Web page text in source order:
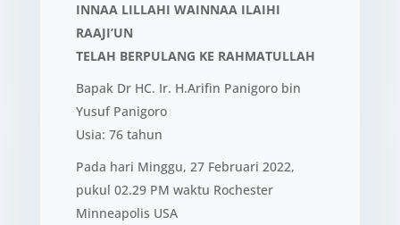
INNAA LILLAHI WAINNAA ILAIHI
RAAJI’UN
TELAH BERPULANG KE RAHMATULLAH
Bapak Dr HC. Ir. H.Arifin Panigoro bin
Yusuf Panigoro
Usia: 76 tahun
Pada hari Minggu, 27 Februari 2022,
pukul 02.29 PM waktu Rochester
Minneapolis USA